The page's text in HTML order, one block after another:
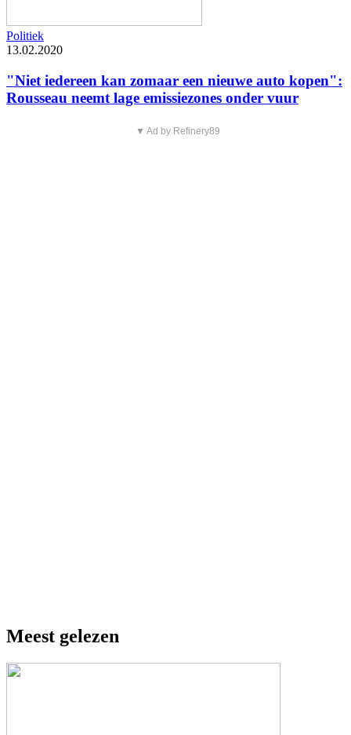
Politiek
13.02.2020
"Niet iedereen kan zomaar een nieuwe auto kopen":
Rousseau neemt lage emissiezones onder vuur
▼ Ad by Refinery89
Meest gelezen